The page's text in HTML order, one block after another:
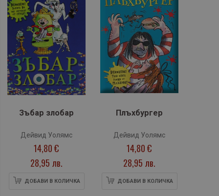
Зъбар злобар
Дейвид Уолямс
14,80 €
28,95 лв.
ДОБАВИ В КОЛИЧКА
Плъхбургер
Дейвид Уолямс
14,80 €
28,95 лв.
ДОБАВИ В КОЛИЧКА